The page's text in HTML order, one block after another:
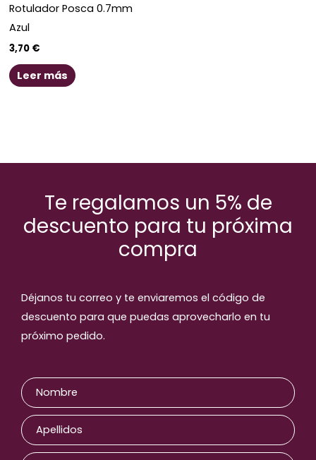
Rotulador Posca 0.7mm
Azul
3,70 €
Leer más
Te regalamos un 5% de
descuento para tu próxima
compra
Déjanos tu correo y te enviaremos el código de
descuento para que puedas aprovecharlo en tu
próximo pedido.